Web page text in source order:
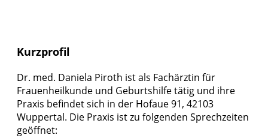
Kurzprofil
Dr. med. Daniela Piroth ist als Fachärztin für
Frauenheilkunde und Geburtshilfe tätig und ihre
Praxis befindet sich in der Hofaue 91, 42103
Wuppertal. Die Praxis ist zu folgenden Sprechzeiten
geöffnet: